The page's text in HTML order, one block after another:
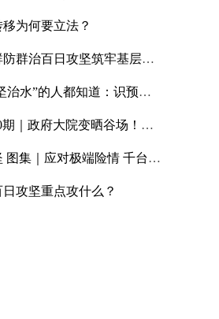
为何要立法？
攻坚筑牢基层防灾减灾救灾第一道防线
”的人都知道：识预兆早报告
谷场！永川区红炉镇敞开大门晒出民生温度
极端险情 千台手摇报警器赋能基层防灾
攻坚重点攻什么？